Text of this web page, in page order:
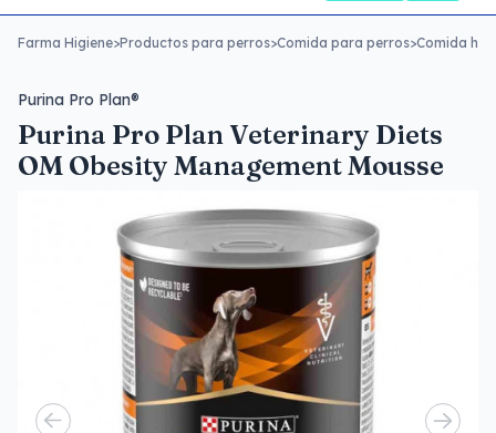
Farma Higiene>Productos para perros>Comida para perros>Comida
Purina Pro Plan®
Purina Pro Plan Veterinary Diets
OM Obesity Management Mousse